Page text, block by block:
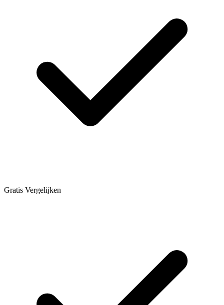
Gratis Vergelijken